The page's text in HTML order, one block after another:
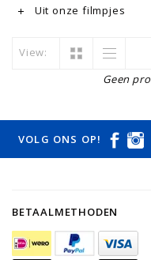
Uit onze filmpjes
View:
Geen
VOLG ONS OP!
BETAALMETHODEN